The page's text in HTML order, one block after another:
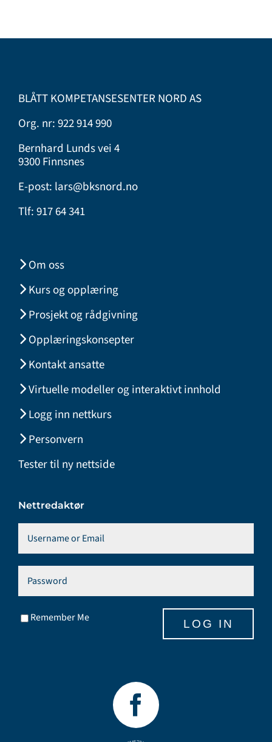
BLÅTT KOMPETANSESENTER NORD AS
Org. nr: 922 914 990
Bernhard Lunds vei 4
9300 Finnsnes
E-post: lars@bksnord.no
Tlf: 917 64 341
Om oss
Kurs og opplæring
Prosjekt og rådgivning
Opplæringskonsepter
Kontakt ansatte
Virtuelle modeller og interaktivt innhold
Logg inn nettkurs
Personvern
Tester til ny nettside
Nettredaktør
LOG IN
Remember Me